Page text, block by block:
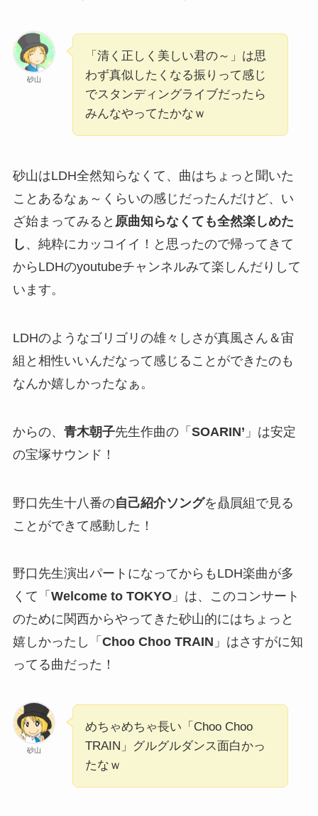
砂山
「清く正しく美しい君の～」は思
わず真似したくなる振りって感じ
でスタンディングライブだったら
みんなやってたかなｗ
砂山はLDH全然知らなくて、曲はちょっと聞いた
ことあるなぁ～くらいの感じだったんだけど、い
ざ始まってみると 原曲知らなくても全然楽しめた
し 、純粋にカッコイイ！と思ったので帰ってきて
からLDHのyoutubeチャンネルみて楽しんだりして
います。
LDHのようなゴリゴリの雄々しさが真風さん＆宙
組と相性いいんだなって感じることができたのも
なんか嬉しかったなぁ。
からの、 青木朝子先生作曲の「 SOARIN’ 」は安定
の宝塚サウンド！
野口先生十八番の自己紹介ソングを贔屓組で見る
ことができて感動した！
野口先生演出パートになってからもLDH楽曲が多
くて「 Welcome to TOKYO」は、このコンサート
のために関西からやってきた砂山的にはちょっと
嬉しかったし「 Choo Choo TRAIN 」はさすがに知
ってる曲だった！
砂山
めちゃめちゃ長い「Choo Choo
TRAIN」グルグルダンス面白かっ
たなｗ